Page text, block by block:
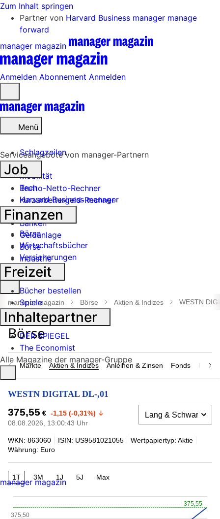
Zum Inhalt springen
Partner von Harvard Business manager manage
forward
manager magazin
Anmelden Abonnement Anmelden
öffnen
Menü
Schlagzeilen
Mobilität
Tech
Harvard Business manager
Handel
Banken
Geldanlage
Börse
Industrie
Suche
öffnen
manager magazin Börse Aktien & Indizes WESTN
Märkte Aktien & Indizes Anleihen & Zinsen Fonds
WESTN DIGITAL DL-,01
375,55 € -1,15 (-0,31%)
08.08.2026, 13:00:43 Uhr
WKN: 863060 ISIN: US9581021055
Wertpapiertyp: Aktie
Währung: Euro
1T 3M 1J 5J Max
375,55
375,50
Serviceangebote von manager-Partnern
Job
Brutto-Netto-Rechner
Kurzarbeitergeld-Rechner
Finanzen
Börse
Wirtschaftsbücher
Versicherungen
Freizeit
Bücher bestellen
Spiele
Inhaltepartner
DER SPIEGEL
The Economist
Alle Magazine der manager-Gruppe
manager magazin